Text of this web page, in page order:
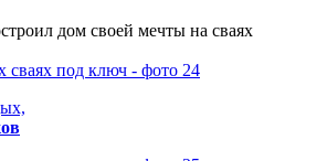
дом своей мечты на сваях